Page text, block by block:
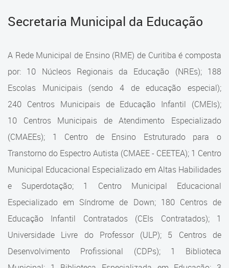
Contato
úteis
Portal da Prefeitura de Curitiba
Cadastramento Escolar
Cadastro Online
Portal ICS Instituto Curitiba de
Portal Aprendere
Portal do Servidor
Crianças e estudantes
Contato
Estrutura da Secretaria
Estrutura da Secretaria
Superintendência Executiva
Departamento de Logística
Departamento de Logística
Gerência de Almoxarifado
Gerência de Aquisição e
Secretaria Municipal da Educação
A Rede Municipal de Ensino (RME) de Curitiba é composta
por: 10 Núcleos Regionais da Educação (NREs); 188
Escolas Municipais (sendo 4 de educação especial);
240 Centros Municipais de Educação Infantil (CMEIs);
10 Centros Municipais de Atendimento Especializado
(CMAEEs); 1 Centro de Ensino Estruturado para o
Transtorno do Espectro Autista (CMAEE - CEETEA); 1 Centro
Municipal Educacional Especializado em Altas Habilidades
e Superdotação; 1 Centro Municipal Educacional
Especializado em Síndrome de Down; 180 Centros de
Educação Infantil Contratados (CEIs Contratados); 1
Universidade Livre do Professor (ULP); 5 Centros de
Desenvolvimento Profissional (CDPs); 1 Biblioteca